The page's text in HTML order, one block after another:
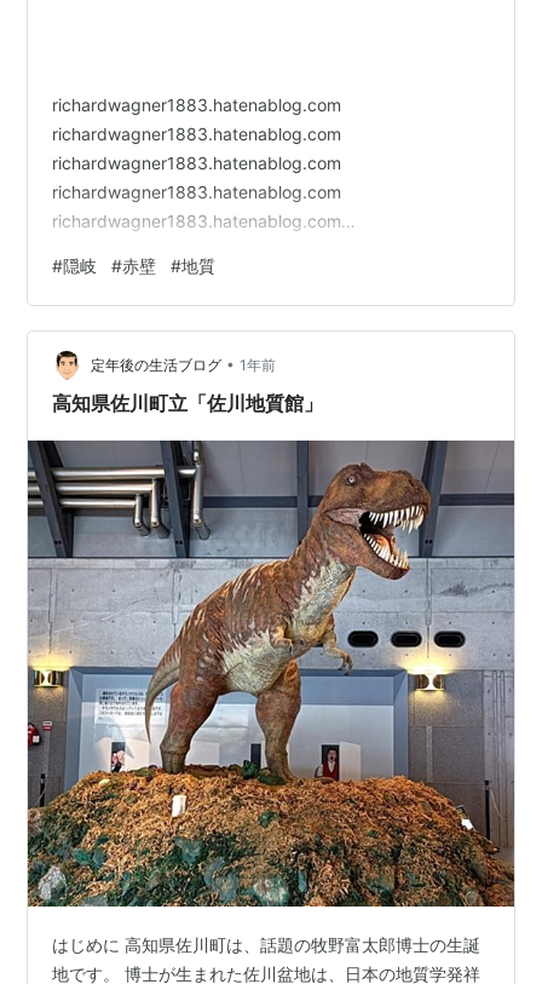
richardwagner1883.hatenablog.com
richardwagner1883.hatenablog.com
richardwagner1883.hatenablog.com
richardwagner1883.hatenablog.com
richardwagner1883.hatenablog.com
旅行 にほんブログ村
#隠岐 #赤壁 #地質
定年後の生活ブログ • 1年前
高知県佐川町立「佐川地質館」
はじめに 高知県佐川町は、話題の牧野富太郎博士の生誕
地です。 博士が生まれた佐川盆地は、⽇本の地質学発祥